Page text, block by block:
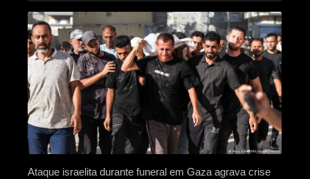
Ataque israelita durante funeral em Gaza agrava crise